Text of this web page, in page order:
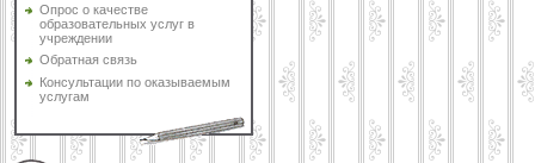
Опрос о качестве
образовательных услуг в
учреждении
Обратная связь
Консультации по оказываемым
услугам